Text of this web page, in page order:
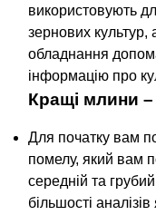
використовують
зернових
обладнання
інформацію про
Кращі млини
Для початку вам
помелу, який вам
середній та
більшості